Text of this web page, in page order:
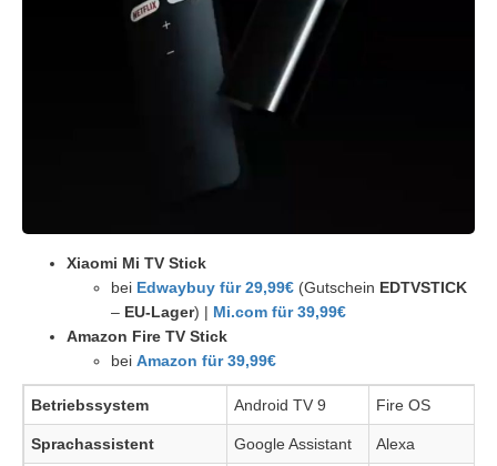
Xiaomi Mi TV Stick
bei Edwaybuy für 29,99€ (Gutschein EDTVSTICK
– EU-Lager) | Mi.com für 39,99€
Amazon Fire TV Stick
bei Amazon für 39,99€
Betriebssystem Android TV 9 Fire OS
Sprachassistent Google Assistant Alexa